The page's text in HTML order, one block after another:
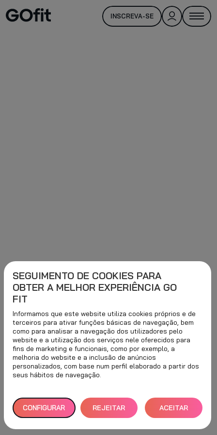
INSCREVA-SE
SEGUIMENTO DE COOKIES PARA
OBTER A MELHOR EXPERIÊNCIA GO
FIT
Informamos que este website utiliza cookies próprios e de
terceiros para ativar funções básicas de navegação, bem
como para analisar a navegação dos utilizadores pelo
website e a utilização dos serviços nele oferecidos para
fins de marketing e funcionais, como por exemplo, a
melhoria do website e a inclusão de anúncios
personalizados, com base num perfil elaborado a partir dos
seus hábitos de navegação.
CONFIGURAR REJEITAR
TUDO
ACEITAR
TODOS